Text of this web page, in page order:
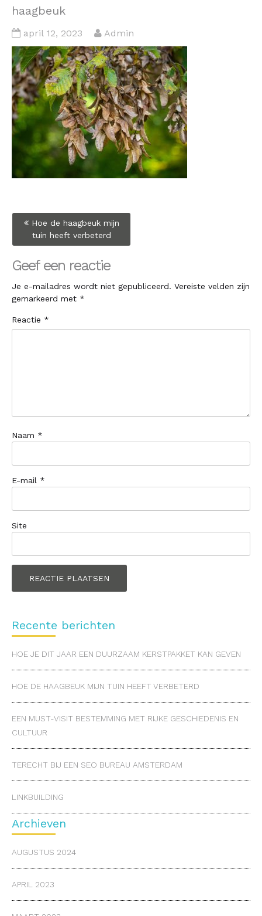
haagbeuk
april 12, 2023 Admin
Bericht
navigatie
Hoe de haagbeuk mijn
tuin heeft verbeterd
Geef een reactie
Je e-mailadres wordt niet gepubliceerd. Vereiste velden zijn
gemarkeerd met *
Reactie *
Naam *
E-mail *
Site
Recente berichten
HOE JE DIT JAAR EEN DUURZAAM KERSTPAKKET KAN GEVEN
HOE DE HAAGBEUK MIJN TUIN HEEFT VERBETERD
EEN MUST-VISIT BESTEMMING MET RIJKE GESCHIEDENIS EN
CULTUUR
TERECHT BIJ EEN SEO BUREAU AMSTERDAM
LINKBUILDING
Archieven
AUGUSTUS 2024
APRIL 2023